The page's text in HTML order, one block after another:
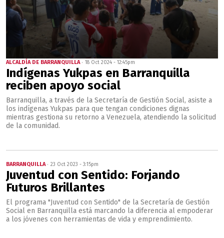
ALCALDÍA DE BARRANQUILLA 18 Oct 2024 - 12:45pm
Indígenas Yukpas en Barranquilla
reciben apoyo social
Barranquilla, a través de la Secretaría de Gestión Social, asiste a
los indígenas Yukpas para que tengan condiciones dignas
mientras gestiona su retorno a Venezuela, atendiendo la solicitud
de la comunidad.
BARRANQUILLA 23 Oct 2023 - 3:15pm
Juventud con Sentido: Forjando
Futuros Brillantes
El programa "Juventud con Sentido" de la Secretaría de Gestión
Social en Barranquilla está marcando la diferencia al empoderar
a los jóvenes con herramientas de vida y emprendimiento.